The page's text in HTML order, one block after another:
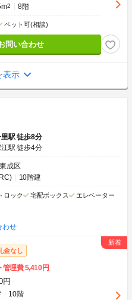
2 8階
ペット可(相談)
問い合わせ
表示
駅 徒歩8分
駅 徒歩4分
成区
10階建
ロック 宅配ボックス エレベーター
わせ
金なし
管理費5,410円
円
10階